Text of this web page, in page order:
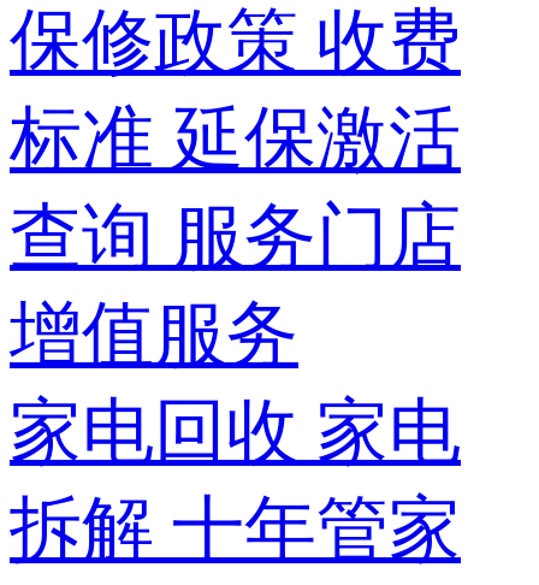
保修政策 收费
标准 延保激活
查询 服务门店
增值服务
家电回收 家电
拆解 十年管家